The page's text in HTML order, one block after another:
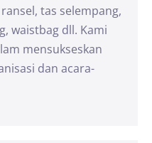
tas selempang,
waistbag dll. Kami
mensukseskan
dan acara-